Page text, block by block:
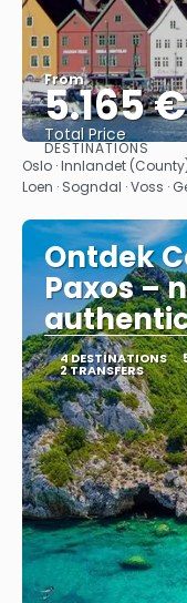
From
5.165 €
Total Price
DESTINATIONS
Oslo · Innlandet
Loen · Sogndal · Voss ·
Ontdek
Paxos –
4 DESTINATIONS
2 TRANSFERS